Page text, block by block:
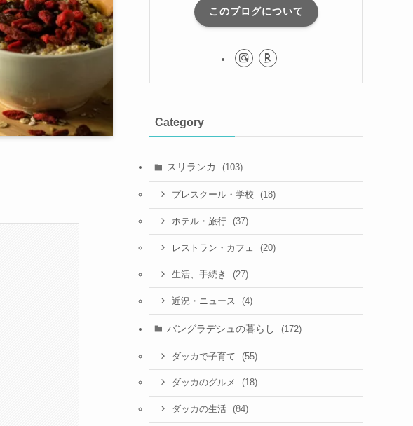
このブログについて
Category
スリランカ (103)
プレスクール・学校 (18)
ホテル・旅行 (37)
レストラン・カフェ (20)
生活、手続き (27)
近況・ニュース (4)
バングラデシュの暮らし (172)
ダッカで子育て (55)
ダッカのグルメ (18)
ダッカの生活 (84)